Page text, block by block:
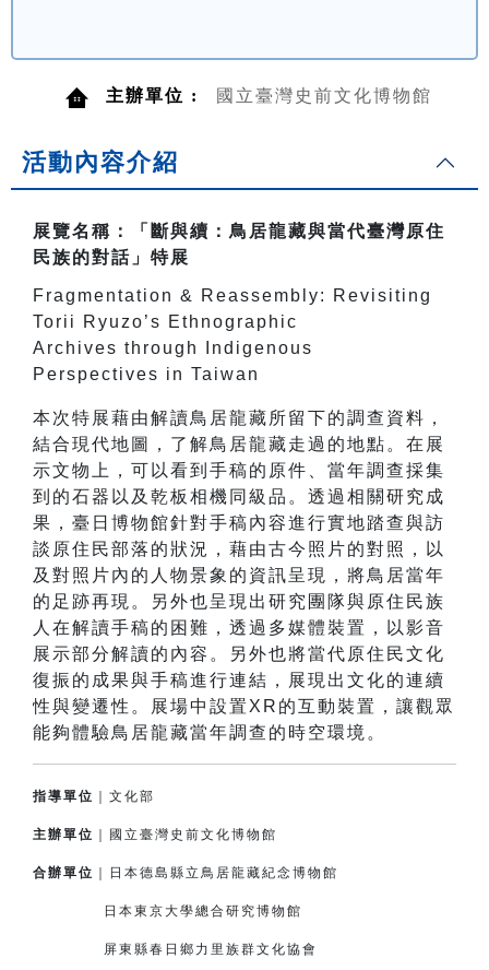
主辦單位 : 國立臺灣史前文化博物館
活動內容介紹
展覽名稱：「斷與續：鳥居龍藏與當代臺灣原住
民族的對話」特展
Fragmentation & Reassembly: Revisiting
Torii Ryuzo’s Ethnographic
Archives through Indigenous
Perspectives in Taiwan
本次特展藉由解讀鳥居龍藏所留下的調查資料，
結合現代地圖，了解鳥居龍藏走過的地點。在展
示文物上，可以看到手稿的原件、當年調查採集
到的石器以及乾板相機同級品。透過相關研究成
果，臺日博物館針對手稿內容進行實地踏查與訪
談原住民部落的狀況，藉由古今照片的對照，以
及對照片內的人物景象的資訊呈現，將鳥居當年
的足跡再現。另外也呈現出研究團隊與原住民族
人在解讀手稿的困難，透過多媒體裝置，以影音
展示部分解讀的內容。另外也將當代原住民文化
復振的成果與手稿進行連結，展現出文化的連續
性與變遷性。展場中設置XR的互動裝置，讓觀眾
能夠體驗鳥居龍藏當年調查的時空環境。
指導單位 ｜文化部
主辦單位 ｜國立臺灣史前文化博物館
合辦單位 ｜日本德島縣立鳥居龍藏紀念博物館
日本東京大學總合研究博物館
屏東縣春日鄉力里族群文化協會